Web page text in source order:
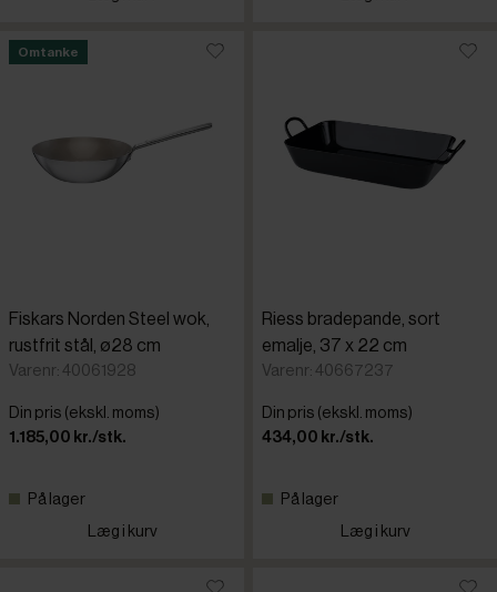
Omtanke
Fiskars Norden Steel wok,
rustfrit stål, ø28 cm
Varenr: 40061928
Din pris (ekskl. moms)
1.185,00 kr./stk.
På lager
Læg i kurv
Riess bradepande, sort
emalje, 37 x 22 cm
Varenr: 40667237
Din pris (ekskl. moms)
434,00 kr./stk.
På lager
Læg i kurv